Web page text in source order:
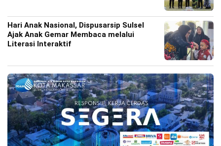
Hari Anak Nasional, Dispusarsip Sulsel
Ajak Anak Gemar Membaca melalui
Literasi Interaktif